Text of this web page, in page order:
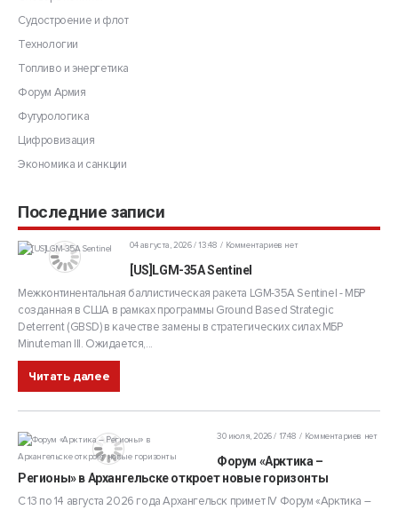
Судостроение и флот
Технологии
Топливо и энергетика
Форум Армия
Футурологика
Цифровизация
Экономика и санкции
Последние записи
04 августа, 2026 / 13:48 Комментариев нет
[US]LGM-35A Sentinel
Межконтинентальная баллистическая ракета LGM-35A Sentinel - МБР
созданная в США в рамках программы Ground Based Strategic
Deterrent (GBSD) в качестве замены в стратегических силах МБР
Minuteman III. Ожидается,...
Читать далее
30 июля, 2026 / 17:48 Комментариев нет
Форум «Арктика –
Регионы» в Архангельске откроет новые горизонты
С 13 по 14 августа 2026 года Архангельск примет IV Форум «Арктика –